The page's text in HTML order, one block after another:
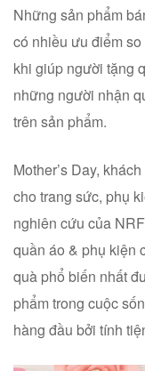
Những sản phẩm
có nhiều ưu điểm
khi giúp người tặng
những người nhận
trên sản phẩm.
Mother’s Day,
cho trang sức, phụ
nghiên cứu của
quần áo & phụ kiện
quà phổ biến nhất
phẩm trong cuộc
hàng đầu bởi tính